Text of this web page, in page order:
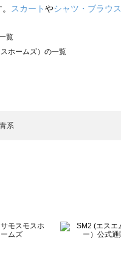
スカートやシャツ・ブラウス
覧
ホームズ）の一覧
サマンサモスモス）の一覧
ラーゴム）の一覧
覧
系